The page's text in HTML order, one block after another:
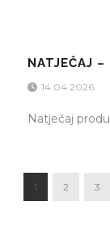
NATJEČAJ –
14.04.2026.
Natječaj
1 2 3